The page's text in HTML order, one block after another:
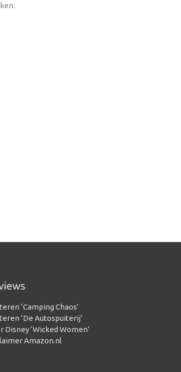
‘Camping Chaos’
‘De Autospuiterij’
Disney ‘Wicked Women’
Amazon.nl